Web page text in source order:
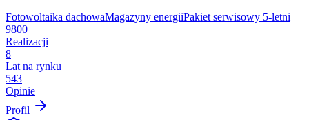
Fotowoltaika dachowaMagazyny energiiPakiet serwisowy 5-letni
9800
Realizacji
8
Lat na rynku
543
Opinie
Profil